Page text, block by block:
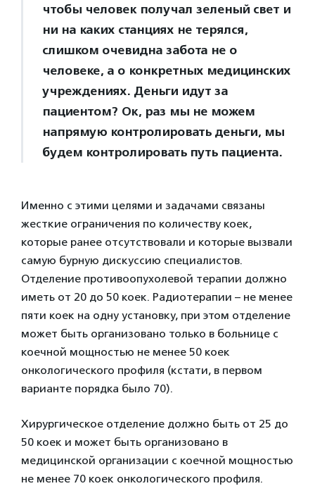
чтобы человек получал зеленый свет и
ни на каких станциях не терялся,
слишком очевидна забота не о
человеке, а о конкретных медицинских
учреждениях. Деньги идут за
пациентом? Ок, раз мы не можем
напрямую контролировать деньги, мы
будем контролировать путь пациента.
Именно с этими целями и задачами связаны
жесткие ограничения по количеству коек,
которые ранее отсутствовали и которые вызвали
самую бурную дискуссию специалистов.
Отделение противоопухолевой терапии должно
иметь от 20 до 50 коек. Радиотерапии – не менее
пяти коек на одну установку, при этом отделение
может быть организовано только в больнице с
коечной мощностью не менее 50 коек
онкологического профиля (кстати, в первом
варианте порядка было 70).
Хирургическое отделение должно быть от 25 до
50 коек и может быть организовано в
медицинской организации с коечной мощностью
не менее 70 коек онкологического профиля.